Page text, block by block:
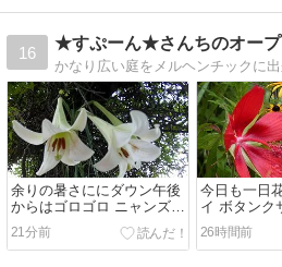
16
★すぷーん★さんちのオープ
余りの暑さににダウン午後
からはゴロゴロ ニャンズも
ゴロゴロ
21分前
今日も一日
イ ボタンク
コギクを引
26時間前